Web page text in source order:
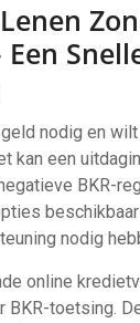
nodig en
kan een
BKR-
nodig
online
BKR-toetsing.